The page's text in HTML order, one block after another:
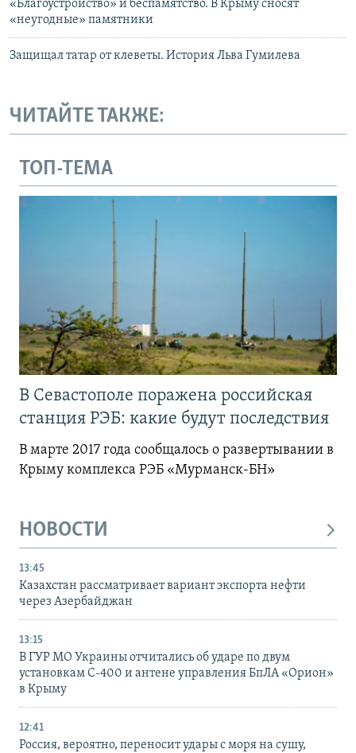
«Благоустройство» и беспамятство. В Крыму сносят
«неугодные» памятники
Защищал татар от клеветы. История Льва Гумилева
ЧИТАЙТЕ ТАКЖЕ:
ТОП-ТЕМА
В Севастополе поражена российская
станция РЭБ: какие будут последствия
В марте 2017 года сообщалось о развертывании в
Крыму комплекса РЭБ «Мурманск-БН»
НОВОСТИ
13:45
Казахстан рассматривает вариант экспорта нефти
через Азербайджан
13:15
В ГУР МО Украины отчитались об ударе по двум
установкам С-400 и антене управления БпЛА «Орион»
в Крыму
12:41
Россия, вероятно, переносит удары с моря на сушу,